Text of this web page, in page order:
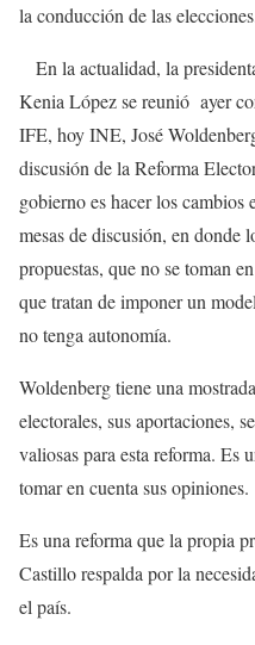
la conducción de las
En la actualidad, la
Kenia López se reunió ayer
IFE, hoy INE, José
discusión de la Reforma
gobierno es hacer los cambios
mesas de discusión, en donde
propuestas, que no se toman
que tratan de imponer un
no tenga autonomía.
Woldenberg tiene una
electorales, sus aportaciones,
valiosas para esta reforma. Es
tomar en cuenta sus opiniones.
Es una reforma que la propia
Castillo respalda por la
el país.